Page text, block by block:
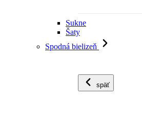
Sukne
Šaty
Spodná bielizeň
späť